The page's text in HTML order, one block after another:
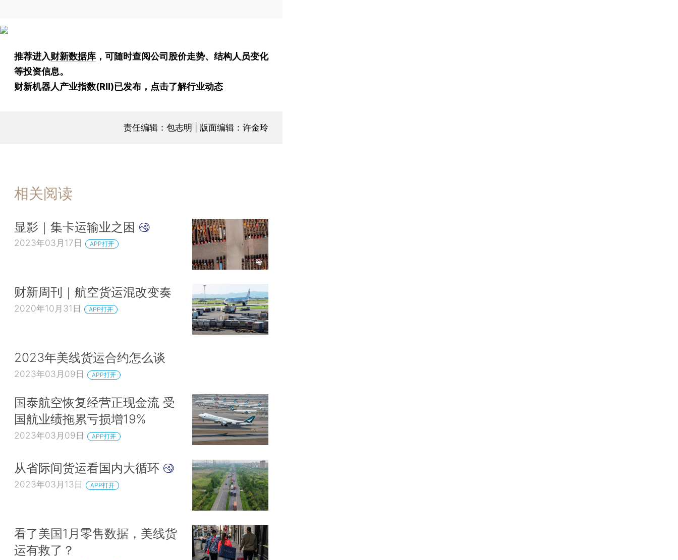
推荐进入财新数据库 ，可随时查阅公司股价走势、结构人员变化
等投资信息。
财新机器人产业指数(RII)已发布， 点击了解行业动态
责任编辑：包志明 | 版面编辑：许金玲
相关阅读
显影｜集卡运输业之困
2023年03月17日 APP打开
财新周刊｜航空货运混改变奏
2020年10月31日 APP打开
2023年美线货运合约怎么谈
2023年03月09日 APP打开
国泰航空恢复经营正现金流 受
国航业绩拖累亏损增19%
2023年03月09日 APP打开
从省际间货运看国内大循环
2023年03月13日 APP打开
看了美国1月零售数据，美线货
运有救了？